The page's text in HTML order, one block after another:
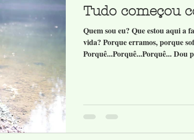
Tudo começou
Quem sou eu? Que estou aqui a
vida? Porque erramos, porque
Porquê...Porquê...Porquê... Dou